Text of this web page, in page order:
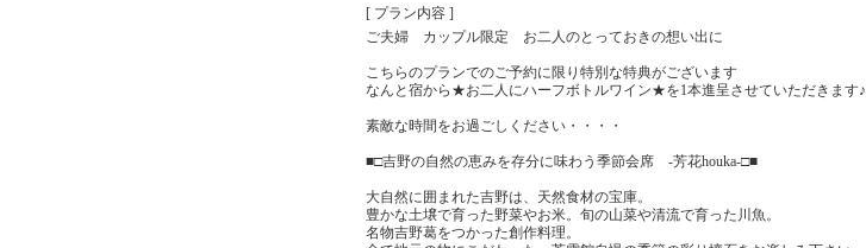
[ プラン内容 ]
ご夫婦 カップル限定 お二人のとっておきの想い出に
こちらのプランでのご予約に限り特別な特典がございます
なんと宿から★お二人にハーフボトルワイン★を1本進呈させていただきます♪
素敵な時間をお過ごしください・・・・
■□吉野の自然の恵みを存分に味わう季節会席 -芳花houka-□■
大自然に囲まれた吉野は、天然食材の宝庫。
豊かな土壌で育った野菜やお米。旬の山菜や清流で育った川魚。
名物吉野葛をつかった創作料理。